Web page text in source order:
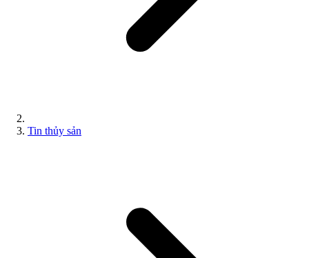
Tin thủy sản